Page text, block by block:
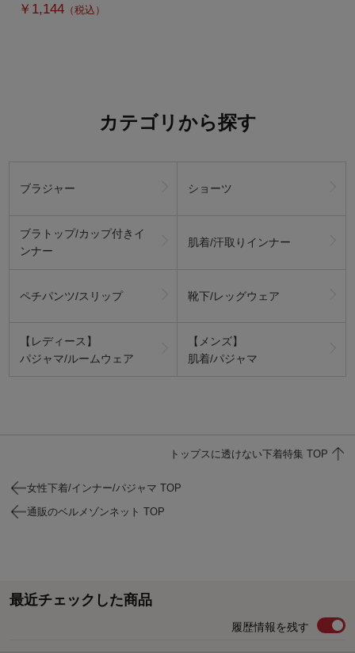
￥1,144 （税込）
カテゴリから探す
ブラジャー ショーツ
ブラトップ/カップ付きイ
ンナー
肌着/汗取りインナー
ペチパンツ/スリップ 靴下/レッグウェア
【レディース】
パジャマ/ルームウェア
【メンズ】
肌着/パジャマ
トップスに透けない下着特集 TOP
女性下着/インナー/パジャマ TOP
通販のベルメゾンネット TOP
最近チェックした商品
履歴情報を残す